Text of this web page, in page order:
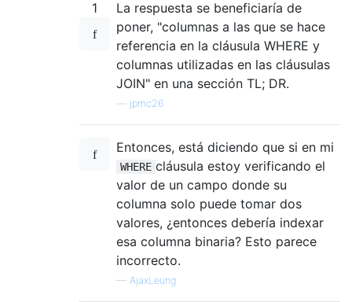
1
La respuesta se beneficiaría de
poner, "columnas a las que se hace
referencia en la cláusula WHERE y
columnas utilizadas en las cláusulas
JOIN" en una sección TL; DR.
jpmc26
Entonces, está diciendo que si en mi
WHERE cláusula estoy verificando el
valor de un campo donde su
columna solo puede tomar dos
valores, ¿entonces debería indexar
esa columna binaria? Esto parece
incorrecto.
— AjaxLeung